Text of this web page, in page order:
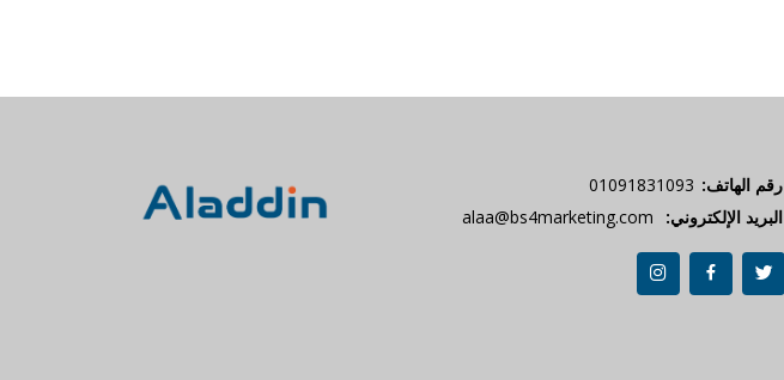
رقم الهاتف: 01091831093
البريد الإلكتروني:
alaa@bs4marketing.com